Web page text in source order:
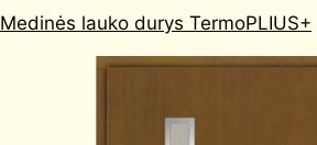
Medinės lauko durys TermoPLIUS+